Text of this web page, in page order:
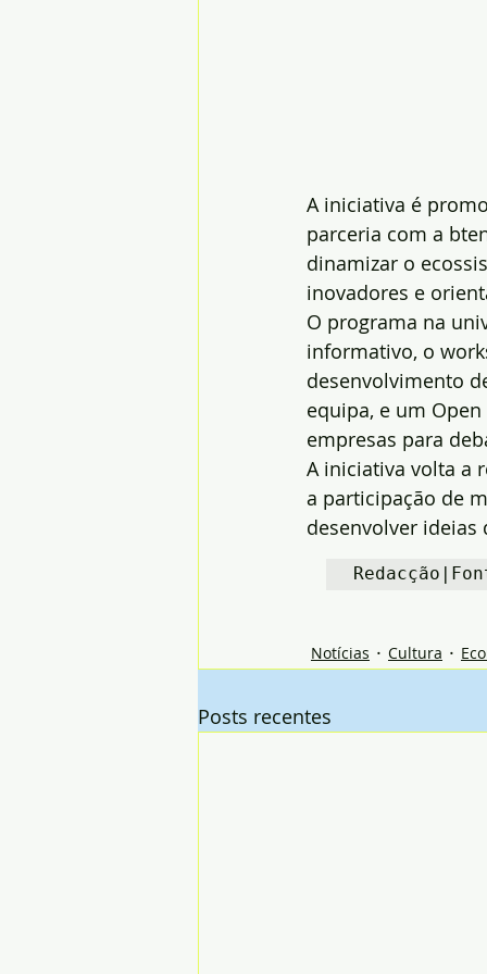
A iniciativa é
parceria com a
dinamizar o
inovadores e
O programa na
informativo, o
desenvolvimento
equipa, e um
empresas para
A iniciativa volta a
a participação de
desenvolver ideias
Notícias Cultura
Posts recentes